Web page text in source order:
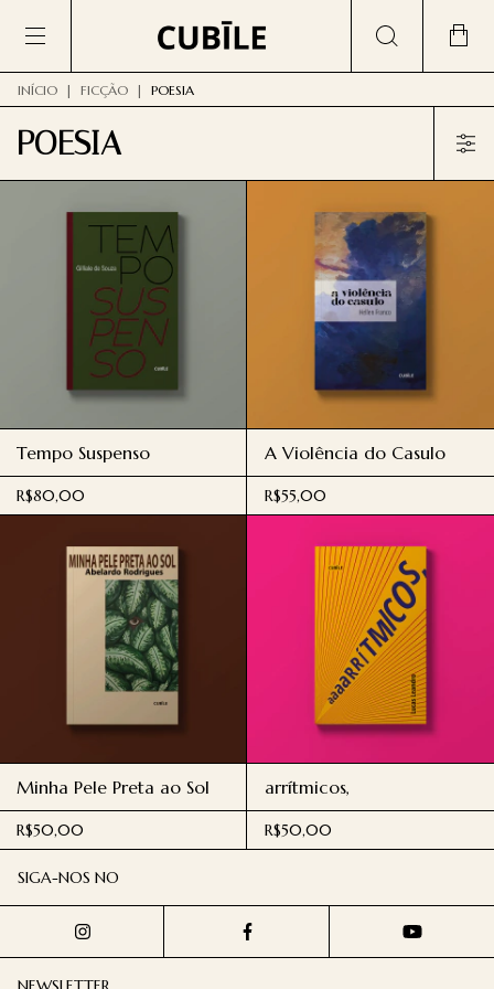
INÍCIO | FICÇÃO | POESIA
POESIA
Tempo Suspenso
R$80,00
A Violência do Casulo
R$55,00
Minha Pele Preta ao Sol
R$50,00
arrítmicos,
R$50,00
SIGA-NOS NO